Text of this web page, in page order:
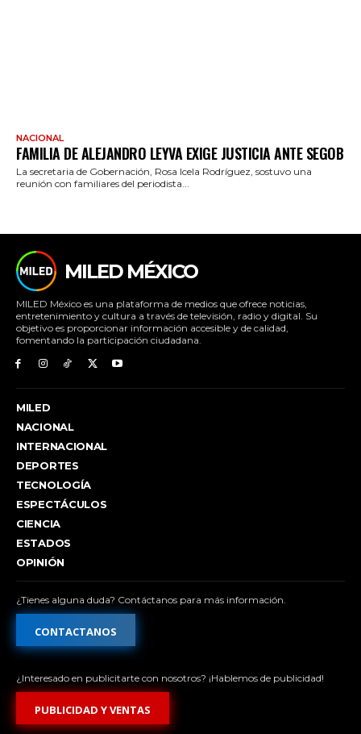
NACIONAL
FAMILIA DE ALEJANDRO LEYVA EXIGE JUSTICIA ANTE SEGOB
La secretaria de Gobernación, Rosa Icela Rodríguez, sostuvo una
reunión con familiares del periodista...
MILED MÉXICO
MILED México es una plataforma de medios que ofrece noticias,
entretenimiento y cultura a través de televisión, radio y digital. Su
objetivo es proporcionar información accesible y de calidad,
fomentando la participación ciudadana.
MILED
NACIONAL
INTERNACIONAL
DEPORTES
TECNOLOGÍA
ESPECTÁCULOS
CIENCIA
ESTADOS
OPINIÓN
¿Tienes alguna duda? Contáctanos para más información.
CONTACTANOS
¿Interesado en publicitarte con nosotros? ¡Hablemos de publicidad!
PUBLICIDAD Y VENTAS